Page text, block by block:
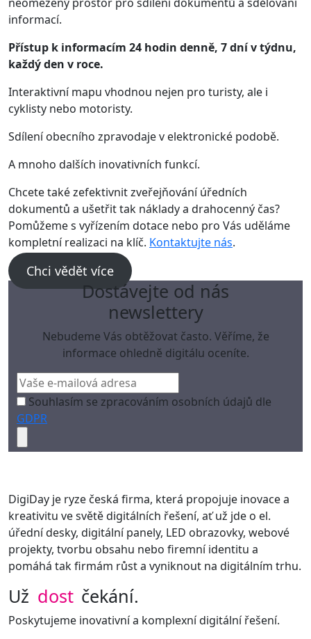
informací.
Přístup k informacím 24 hodin denně, 7 dní v týdnu,
každý den v roce.
Interaktivní mapu vhodnou nejen pro turisty, ale i
cyklisty nebo motoristy.
Sdílení obecního zpravodaje v elektronické podobě.
A mnoho dalších inovativních funkcí.
Chcete také zefektivnit zveřejňování úředních
dokumentů a ušetřit tak náklady a drahocenný čas?
Pomůžeme s vyřízením dotace nebo pro Vás uděláme
kompletní realizaci na klíč. Kontaktujte nás.
Chci vědět více
Dostávejte od nás
newslettery
Nebudeme Vás obtěžovat často. Věříme, že
informace ohledně digitálu oceníte.
Souhlasím se zpracováním osobních údajů dle
GDPR
DigiDay je ryze česká firma, která propojuje inovace a
kreativitu ve světě digitálních řešení, ať už jde o el.
úřední desky, digitální panely, LED obrazovky, webové
projekty, tvorbu obsahu nebo firemní identitu a
pomáhá tak firmám růst a vyniknout na digitálním trhu.
Už dost čekání.
Poskytujeme inovativní a komplexní digitální řešení.